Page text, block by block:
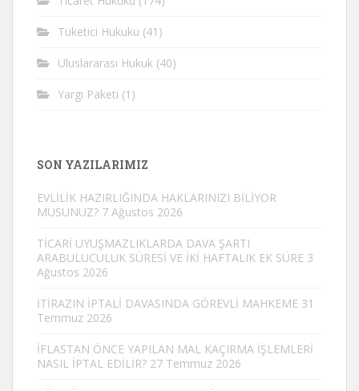
Tüketici Hukuku (41)
Uluslararası Hukuk (40)
Yargı Paketi (1)
SON YAZILARIMIZ
EVLİLİK HAZIRLIĞINDA HAKLARINIZI BİLİYOR
MUSUNUZ? 7 Ağustos 2026
TİCARİ UYUŞMAZLIKLARDA DAVA ŞARTI
ARABULUCULUK SÜRESİ VE İKİ HAFTALIK EK SÜRE 3
Ağustos 2026
İTİRAZIN İPTALİ DAVASINDA GÖREVLİ MAHKEME 31
Temmuz 2026
İFLASTAN ÖNCE YAPILAN MAL KAÇIRMA İŞLEMLERİ
NASIL İPTAL EDİLİR? 27 Temmuz 2026